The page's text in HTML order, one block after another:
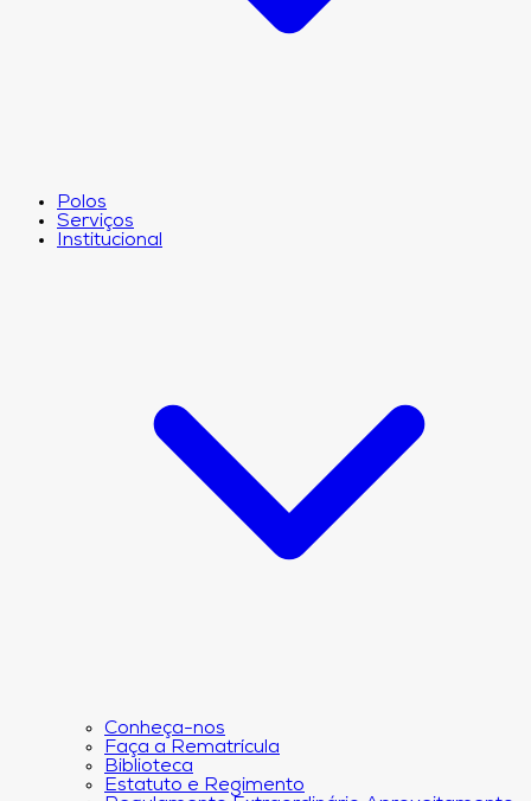
Polos
Serviços
Institucional
Conheça-nos
Faça a Rematrícula
Biblioteca
Estatuto e Regimento